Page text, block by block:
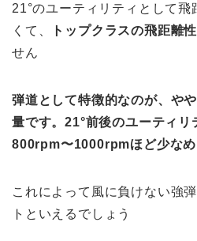
21°のユーティリティとして
くて、
トップクラスの飛距離
せん
弾道として特徴的なのが、や
量です。21°前後のユーティリ
800rpm〜1000rpmほど少なめ
これによって風に負けない強
トといえるでしょう